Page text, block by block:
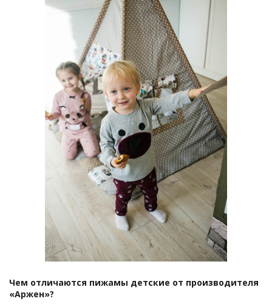
Чем отличаются пижамы детские от производителя
«Аржен»?